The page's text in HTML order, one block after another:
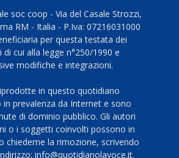
soc coop - Via del Casale Strozzi,
RM - Italia - P.Iva: 07216031000
per questa testata dei
cui alla legge n°250/1990 e
modifiche e integrazioni.
in questo quotidiano
prevalenza da Internet e sono
di dominio pubblico. Gli autori
o i soggetti coinvolti possono in
chiederne la rimozione, scrivendo
info@quotidianolavoce.it.